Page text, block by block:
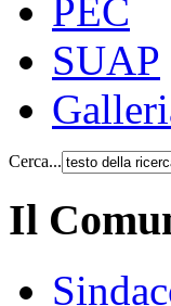
PEC
SUAP
Cerca...
Il